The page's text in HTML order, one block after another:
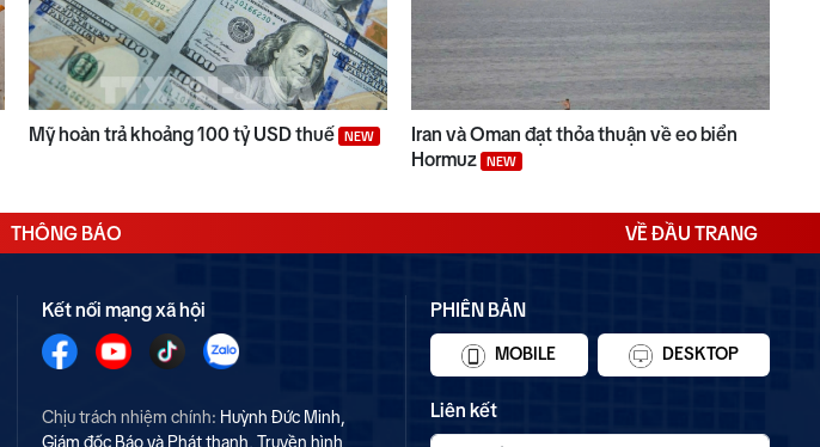
Mỹ hoàn trả khoảng 100 tỷ USD thuế NEW
Iran và Oman đạt thỏa thuận về eo biển
Hormuz
NEW
THÔNG BÁO VỀ ĐẦU TRANG
Kết nối mạng xã hội
Chịu trách nhiệm chính: Huỳnh Đức Minh,
Giám đốc Báo và Phát thanh, Truyền hình
PHIÊN BẢN
MOBILE DESKTOP
Liên kết